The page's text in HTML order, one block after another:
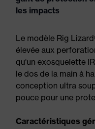
les impacts
Le modèle Rig
élevée aux
qu'un exosquelette
le dos de la main à
conception ultra
pouce pour une
Caractéristiques